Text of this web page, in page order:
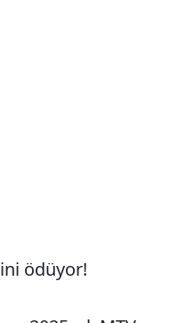
ödüyor!